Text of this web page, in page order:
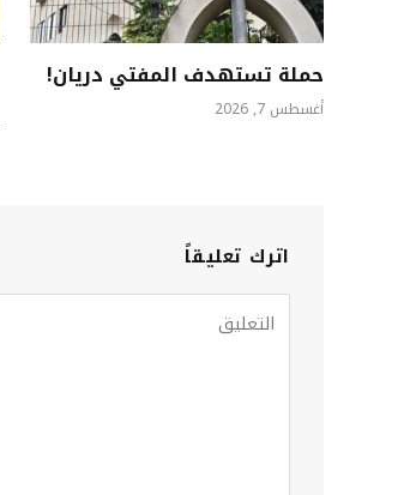
حملة تستهدف المفتي دريان!
أغسطس 7, 2026
اترك تعليقاً